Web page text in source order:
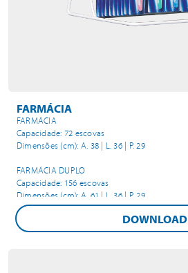
FARMÁCIA
FARMÁCIA
Capacidade: 72 escovas
Dimensões (cm): A. 38 | L. 36 | P. 29
FARMÁCIA DUPLO
Capacidade: 156 escovas
Dimensões (cm): A. 61 | L. 36 | P. 29
DOWNLOAD